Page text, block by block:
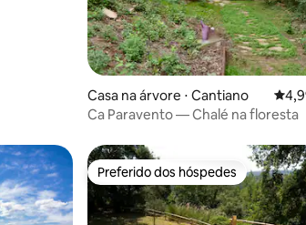
Casa na árvore ⋅ Cantiano 4,99
Ca Paravento — Chalé na floresta
Preferido dos hóspedes
Preferido dos hóspedes